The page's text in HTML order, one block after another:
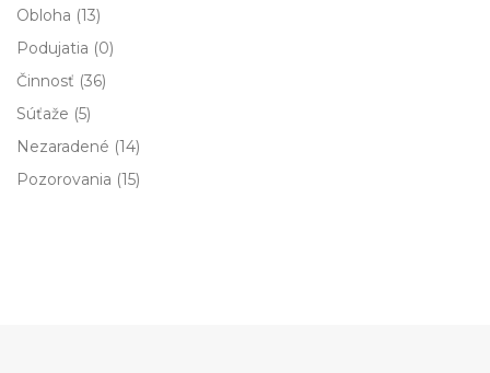
Obloha (13)
Podujatia (0)
Činnosť (36)
Súťaže (5)
Nezaradené (14)
Pozorovania (15)